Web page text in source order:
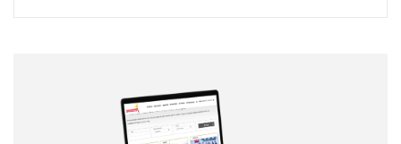
Correo electrónico